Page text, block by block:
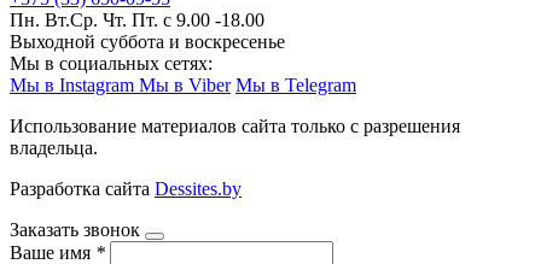
Пн. Вт.Ср. Чт. Пт. с 9.00 -18.00
Выходной суббота и воскресенье
Мы в социальных сетях:
Мы в Instagram Мы в Viber Мы в Telegram
Использование материалов сайта только с разрешения
владельца.
Разработка сайта Dessites.by
Заказать звонок
Ваше имя *